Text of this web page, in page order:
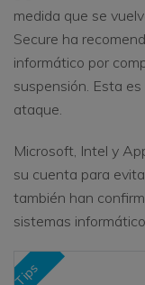
medida que se
Secure ha
informático por
suspensión. Esta
ataque.
Microsoft, Intel y
su cuenta para
también han
sistemas
Tips